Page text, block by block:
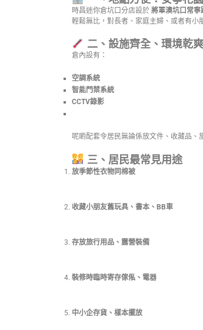
時昌迷你倉坑口分店設於 將軍澳坑口常
輕鬆無比，對長者、家庭主婦、或者有小
二、設施齊全、環境乾爽
倉內設有：
空調系統
智能門禁系統
CCTV錄影
呢啲配套令居民無論係放文件、收藏品、
三、居民最常見用途
放季節性衣物同棉被
收藏小朋友舊玩具、書本、BB車
存放旅行用品、露營裝備
裝修時臨時寄存傢俬、電器
中小企存貨、樣本擺放